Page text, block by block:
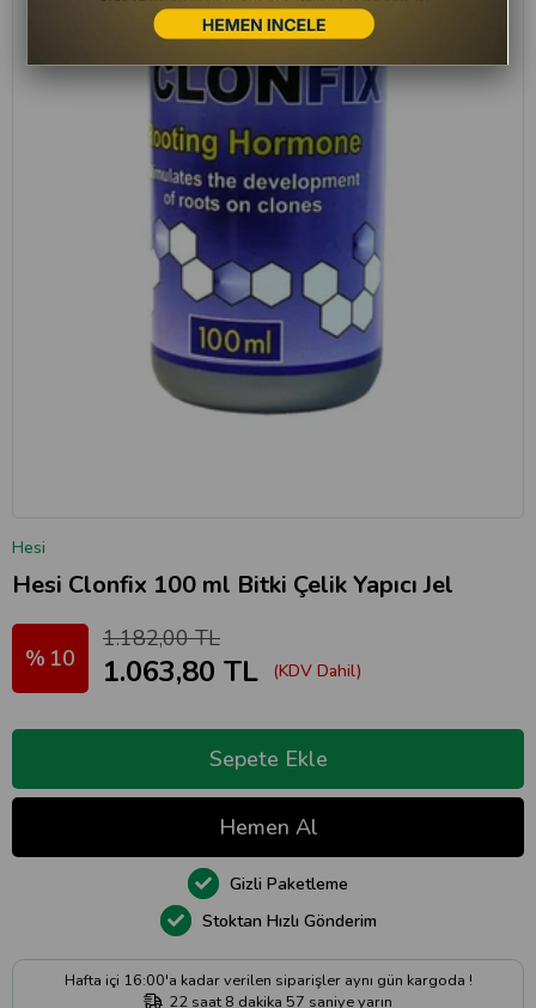
Hesi
Hesi Clonfix 100 ml Bitki Çelik Yapıcı Jel
10
1.182,00 TL
1.063,80 TL (KDV Dahil)
Hafta içi 16:00'a kadar verilen siparişler aynı gün kargoda !
22 saat 8 dakika 56 saniyeyarın
Stoktan Hızlı Gönderim
Gizli Paketleme